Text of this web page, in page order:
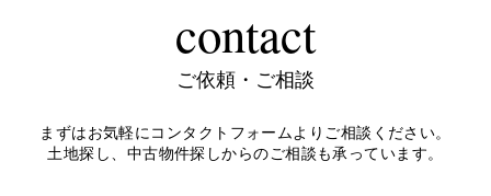
contact
ご依頼・ご相談
まずはお気軽にコンタクトフォームよりご相談ください。
土地探し、中古物件探しからのご相談も承っています。